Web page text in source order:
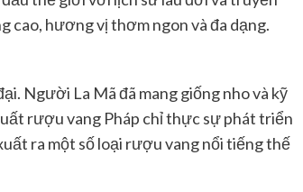
hương vị thơm ngon và đa dạng.
Người La Mã đã mang giống nho và kỹ
rượu vang Pháp chỉ thực sự phát triển
ra một số loại rượu vang nổi tiếng thế